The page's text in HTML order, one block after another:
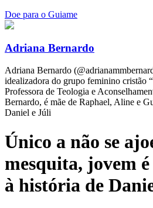
Doe para o Guiame
Adriana Bernardo
Adriana Bernardo
idealizadora do grupo feminino cristão
Professora de Teologia e
Bernardo, é mãe de Raphael, Aline e
Daniel e Júli
Único a não se
mesquita, jovem
à história de